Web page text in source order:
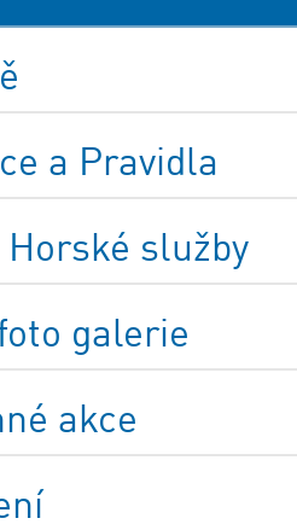
a Pravidla
Horské služby
galerie
akce